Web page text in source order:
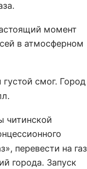
момент
в атмосферном
смог. Город
читинской
перевести на газ
города. Запуск